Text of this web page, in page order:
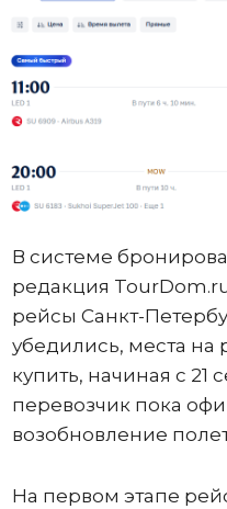
В системе
редакция
рейсы Санкт-
убедились, места на
купить, начиная с 21
перевозчик пока
возобновление
На первом этапе